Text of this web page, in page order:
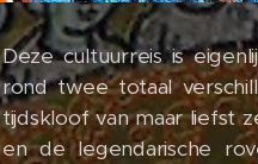
Deze cultuurreis is
rond twee totaal
tijdskloof van maar liefst
en de legendarische